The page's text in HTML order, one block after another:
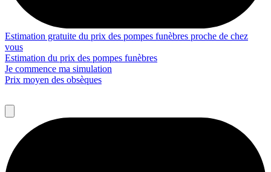
Estimation gratuite du prix des pompes funèbres proche de chez
vous
Estimation du prix des pompes funèbres
Je commence ma simulation
Prix moyen des obsèques